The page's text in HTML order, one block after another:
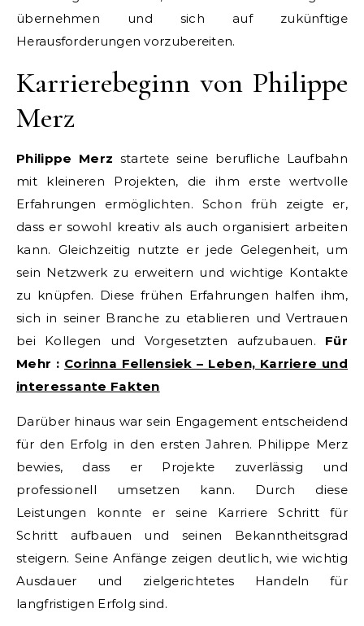
übernehmen und sich auf zukünftige
Herausforderungen vorzubereiten.
Karrierebeginn von Philippe
Merz
Philippe Merz startete seine berufliche Laufbahn
mit kleineren Projekten, die ihm erste wertvolle
Erfahrungen ermöglichten. Schon früh zeigte er,
dass er sowohl kreativ als auch organisiert arbeiten
kann. Gleichzeitig nutzte er jede Gelegenheit, um
sein Netzwerk zu erweitern und wichtige Kontakte
zu knüpfen. Diese frühen Erfahrungen halfen ihm,
sich in seiner Branche zu etablieren und Vertrauen
bei Kollegen und Vorgesetzten aufzubauen. Für
Mehr : Corinna Fellensiek – Leben, Karriere und
interessante Fakten
Darüber hinaus war sein Engagement entscheidend
für den Erfolg in den ersten Jahren. Philippe Merz
bewies, dass er Projekte zuverlässig und
professionell umsetzen kann. Durch diese
Leistungen konnte er seine Karriere Schritt für
Schritt aufbauen und seinen Bekanntheitsgrad
steigern. Seine Anfänge zeigen deutlich, wie wichtig
Ausdauer und zielgerichtetes Handeln für
langfristigen Erfolg sind.